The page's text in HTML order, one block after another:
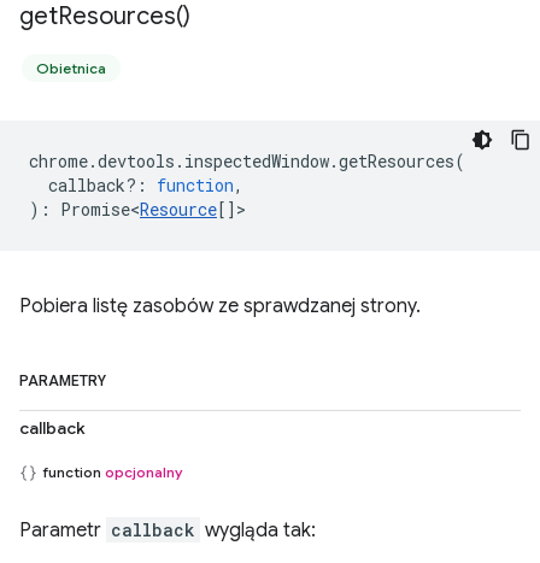
getResources()
Obietnica
chrome.devtools . inspectedWindow.getResources(
callback? : function,
) : Promise<Resource[] >
Pobiera listę zasobów ze sprawdzanej strony.
PARAMETRY
callback
function opcjonalny
Parametr callback wygląda tak: